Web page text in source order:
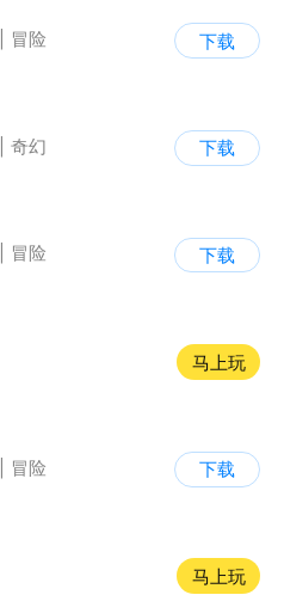
冒险
下载
奇幻
下载
冒险
下载
马上玩
冒险
下载
马上玩